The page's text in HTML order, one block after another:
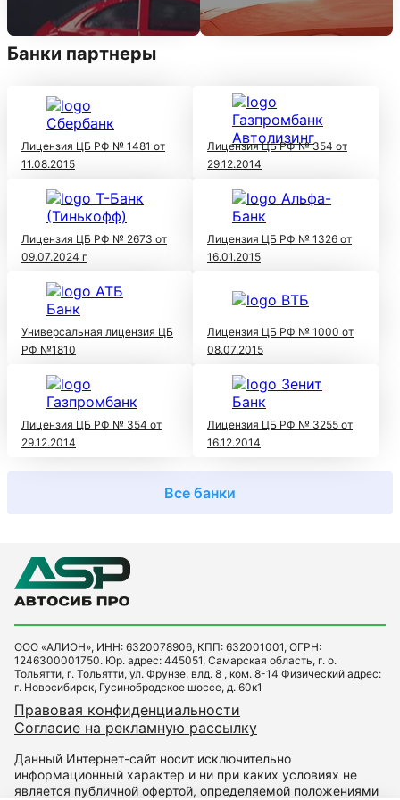
Банки партнеры
Лицензия ЦБ РФ № 1481 от
11.08.2015
Лицензия ЦБ РФ № 354 от
29.12.2014
Лицензия ЦБ РФ № 2673 от
09.07.2024 г
Лицензия ЦБ РФ № 1326 от
16.01.2015
Универсальная лицензия ЦБ
РФ №1810
Лицензия ЦБ РФ № 1000 от
08.07.2015
Лицензия ЦБ РФ № 354 от
29.12.2014
Лицензия ЦБ РФ № 3255 от
16.12.2014
Все банки
ООО «АЛИОН», ИНН: 6320078906, КПП: 632001001, ОГРН:
1246300001750. Юр. адрес: 445051, Самарская область, г. о.
Тольятти, г. Тольятти, ул. Фрунзе, влд. 8 , ком. 8-14 Физический адрес:
г. Новосибирск, Гусинобродское шоссе, д. 60к1
Правовая конфиденциальности
Согласие на рекламную рассылку
Данный Интернет-сайт носит исключительно
информационный характер и ни при каких условиях не
является публичной офертой, определяемой положениями